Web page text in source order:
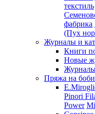
текстиль
фабрика
(Пух
Журналы и
Книги
Новые
Пряжа на
Pinori
Power